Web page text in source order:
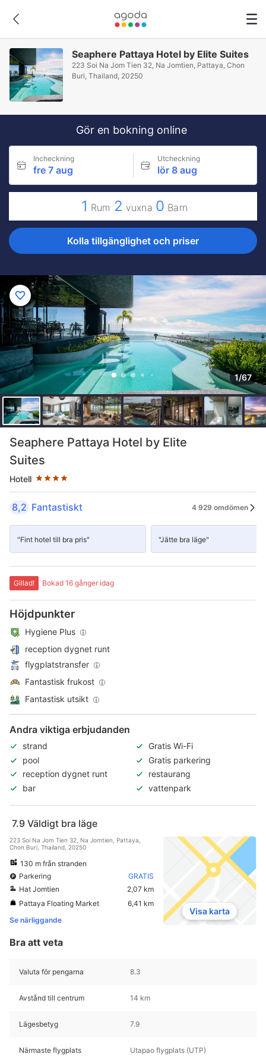
Seaphere Pattaya Hotel by Elite Suites
223 Soi Na Jom Tien 32, Na Jomtien, Pattaya, Chon
Buri, Thailand, 20250
Gör en bokning online
Incheckning
fre 7 aug
Utcheckning
lör 8 aug
1 Rum 2 vuxna 0 Barn
Kolla tillgänglighet och priser
1/67
Seaphere Pattaya Hotel by Elite
Suites
Hotell
Stjärnklassificering: 4 stjärnor
8,2 Fantastiskt 4 929 omdömen
"Fint hotel till bra pris" "Jätte bra läge"
Gillad! Bokad 16 gånger idag
Höjdpunkter
Hygiene Plus
reception dygnet runt
flygplatstransfer
Fantastisk frukost
Fantastisk utsikt
Andra viktiga erbjudanden
strand
Gratis Wi-Fi
pool
Gratis parkering
reception dygnet runt
restaurang
bar
vattenpark
7.9 Väldigt bra läge
223 Soi Na Jom Tien 32, Na Jomtien, Pattaya,
Chon Buri, Thailand, 20250
130 m från stranden
Parkering
GRATIS
Hat Jomtien
2,07 km
Pattaya Floating Market
6,41 km
Se närliggande
Visa karta
Bra att veta
Valuta för pengarna 8.3
Avstånd till centrum 14 km
Lägesbetyg 7.9
Närmaste flygplats Utapao flygplats (UTP)